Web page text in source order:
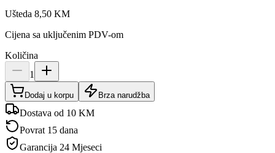
Ušteda 8,50 KM
Cijena sa uključenim PDV-om
Količina
1
Dodaj u korpu Brza narudžba
Dostava od 10 KM
Povrat 15 dana
Garancija 24 Mjeseci